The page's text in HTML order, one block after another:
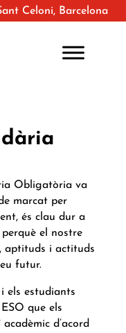
Celoni, Barcelona
Obligatòria va
marcat per
és clau dur a
el nostre
aptituds i actituds
futur.
els estudiants
que els
d’acord